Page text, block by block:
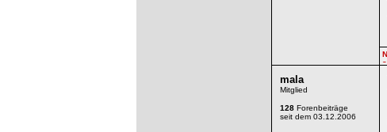
mala
Mitglied
128 Forenbeiträge
seit dem 03.12.2006